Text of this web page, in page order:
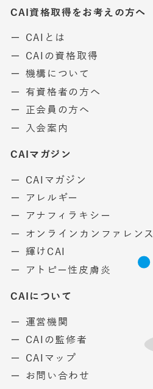
CAI資格取得をお考えの方へ
ー CAIとは
ー CAIの資格取得
ー 機構について
ー 有資格者の方へ
ー 正会員の方へ
ー 入会案内
CAIマガジン
ー CAIマガジン
ー アレルギー
ー アナフィラキシー
ー オンラインカンファレンス
ー 輝けCAI
ー アトピー性皮膚炎
CAIについて
ー 運営機関
ー CAIの監修者
ー CAIマップ
ー お問い合わせ